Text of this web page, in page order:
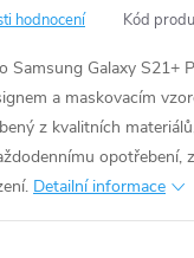
hodnocení Kód
Galaxy S21+
a maskovacím
z kvalitních
opotřebení,
Detailní informace